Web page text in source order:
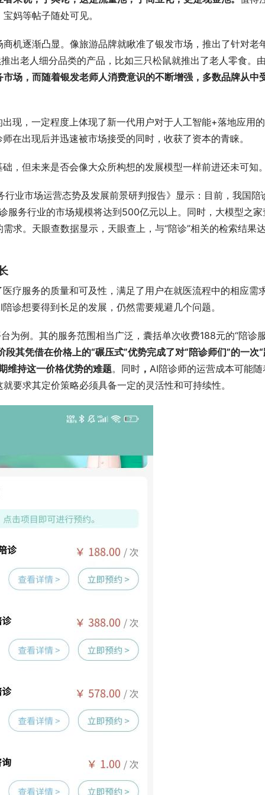
妈等帖子随处可见。
机逐渐凸显。像旅游品牌就瞅准了银发市场，推出了针对老
出老人细分品类的产品，比如三只松鼠就推出了老人零食。由
场，而随着银发老师人消费意识的不断增强，多数品牌从中
现，一定程度上体现了新一代用户对于人工智能+落地应用
在出现后并迅速被市场接受的同时，收获了资本的青睐。
，但未来是否会像大众所构想的发展模型一样前进还未可知。
业市场运营态势及发展前景研判报告》显示：目前，我国陪
服务行业的市场规模将达到500亿元以上。同时，大模型之家
求。天眼查数据显示，天眼查上，与“陪诊”相关的检索结果达
疗服务的质量和可及性，满足了用户在就医流程中的相应需
诊想要得到长足的发展，仍然需要规避几个问题。
为例。其的服务范围相当广泛，囊括单次收费188元的“陪诊
其凭借在价格上的“碾压式”优势完成了对“陪诊师们”的一次
维持这一价格优势的难题。同时 ， AI陪诊师的运营成本可能随
要求其定价策略必须具备一定的灵活性和可持续性。